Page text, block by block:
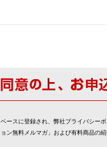
ースに登録され、弊社プライバシー
ン無料メルマガ」および有料商品の